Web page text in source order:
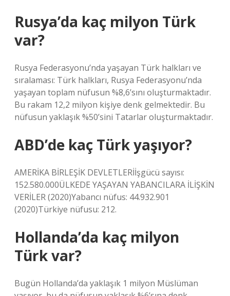
Rusya’da kaç milyon Türk
var?
Rusya Federasyonu’nda yaşayan Türk halkları ve
sıralaması: Türk halkları, Rusya Federasyonu’nda
yaşayan toplam nüfusun %8,6’sını oluşturmaktadır.
Bu rakam 12,2 milyon kişiye denk gelmektedir. Bu
nüfusun yaklaşık %50’sini Tatarlar oluşturmaktadır.
ABD’de kaç Türk yaşıyor?
AMERİKA BİRLEŞİK DEVLETLERİİşgücü sayısı:
152.580.000ÜLKEDE YAŞAYAN YABANCILARA İLİŞKİN
VERİLER (2020)Yabancı nüfus: 44.932.901
(2020)Türkiye nüfusu: 212.
Hollanda’da kaç milyon
Türk var?
Bugün Hollanda’da yaklaşık 1 milyon Müslüman